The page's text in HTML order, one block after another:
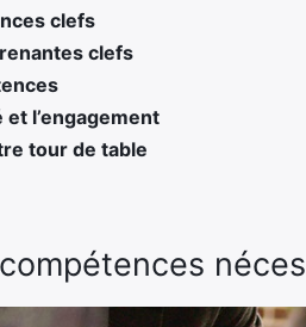
clefs
clefs
l’engagement
tour de table